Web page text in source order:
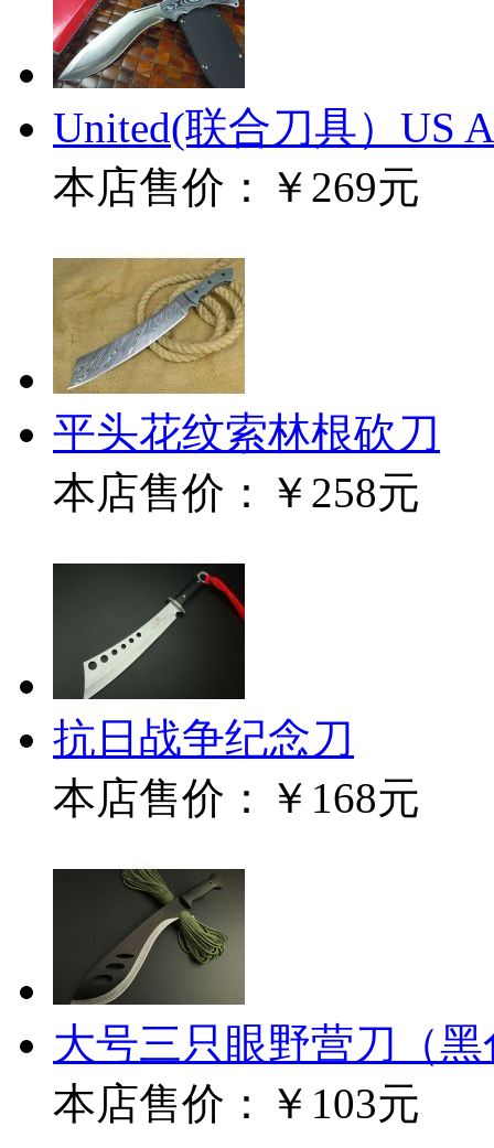
United(联合刀具）US
本店售价：
￥269元
平头花纹索林根砍刀
本店售价：
￥258元
抗日战争纪念刀
本店售价：
￥168元
大号三只眼野营刀（黑
本店售价：
￥103元